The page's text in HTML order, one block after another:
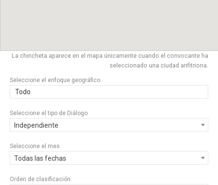
La chincheta aparece en el mapa únicamente cuando el convocante ha
seleccionado una ciudad anfitriona.
Seleccione el enfoque geográfico
Todo
Seleccione el tipo de Diálogo
Independiente
Seleccione el mes
Todas las fechas
Orden de clasificación